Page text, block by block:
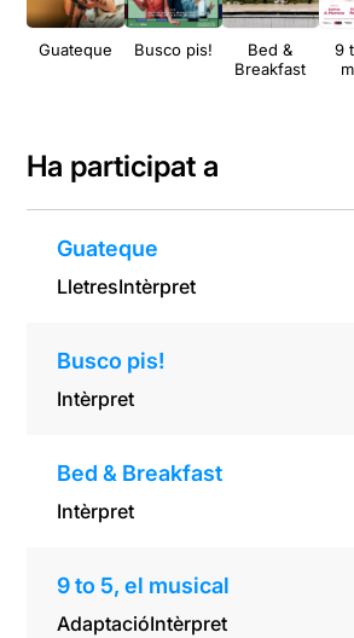
Guateque Busco pis!
Bed &
Breakfast
9
Ha participat a
Guateque
LletresIntèrpret
Busco pis!
Intèrpret
Bed & Breakfast
Intèrpret
9 to 5, el musical
AdaptacióIntèrpret